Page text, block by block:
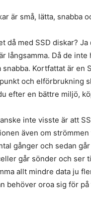
är små, lätta, snabba
då med SSD diskar?
långsamma. Då de
snabba. Kortfattat är en
och elförbrukning
efter en bättre miljö,
inte visste är att
även om
gånger och sedan
går sönder och ser
allt mindre data ju
behöver oroa sig för på